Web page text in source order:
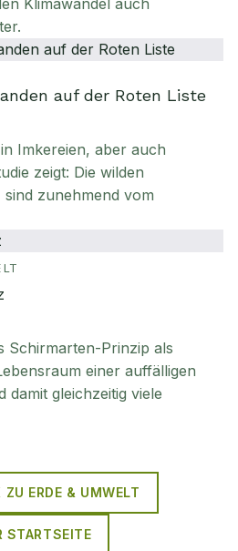
Klimawandel auch
auf der Roten Liste
Imkereien, aber auch
zeigt: Die wilden
zunehmend vom
Schirmarten-Prinzip als
einer auffälligen
damit gleichzeitig viele
ZU ERDE & UMWELT
STARTSEITE